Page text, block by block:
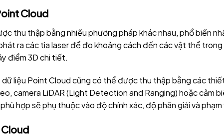
Cloud
thu thập bằng nhiều phương pháp khác nhau, phổ biến
ra các tia laser để đo khoảng cách đến các vật thể
điểm 3D chi tiết.
dữ liệu Point Cloud cũng có thể được thu thập bằng các
camera LiDAR (Light Detection and Ranging) hoặc cảm
hợp sẽ phụ thuộc vào độ chính xác, độ phân giải và phạm
Cloud